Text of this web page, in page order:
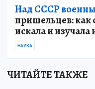
Над СССР
пришельцев: как
искала и
НАУКА
ЧИТАЙТЕ ТАКЖЕ